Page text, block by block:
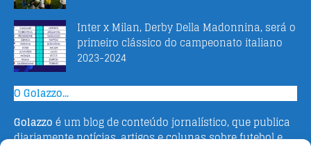
Inter x Milan, Derby Della Madonnina, será o
primeiro clássico do campeonato italiano
2023-2024
O Golazzo...
Golazzo é um blog de conteúdo jornalístico, que publica
diariamente notícias, artigos e colunas sobre futebol e